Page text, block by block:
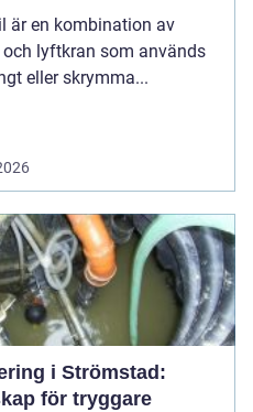
är en kombination av
lyftkran som används
eller skrymma...
i Strömstad:
för tryggare